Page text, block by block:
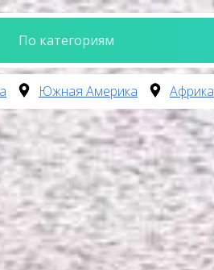
По категориям
Южная Америка Африка